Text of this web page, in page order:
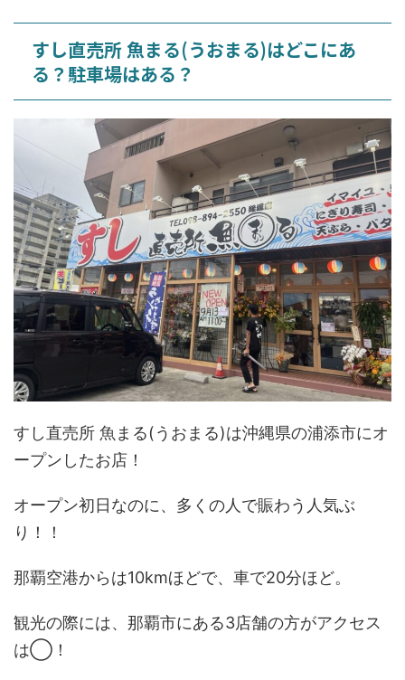
すし直売所 魚まる(うおまる)はどこにあ
る？駐車場はある？
すし直売所 魚まる(うおまる)は沖縄県の浦添市にオ
ープンしたお店！
オープン初日なのに、多くの人で賑わう人気ぶ
り！！
那覇空港からは10kmほどで、車で20分ほど。
観光の際には、那覇市にある3店舗の方がアクセス
は◯！